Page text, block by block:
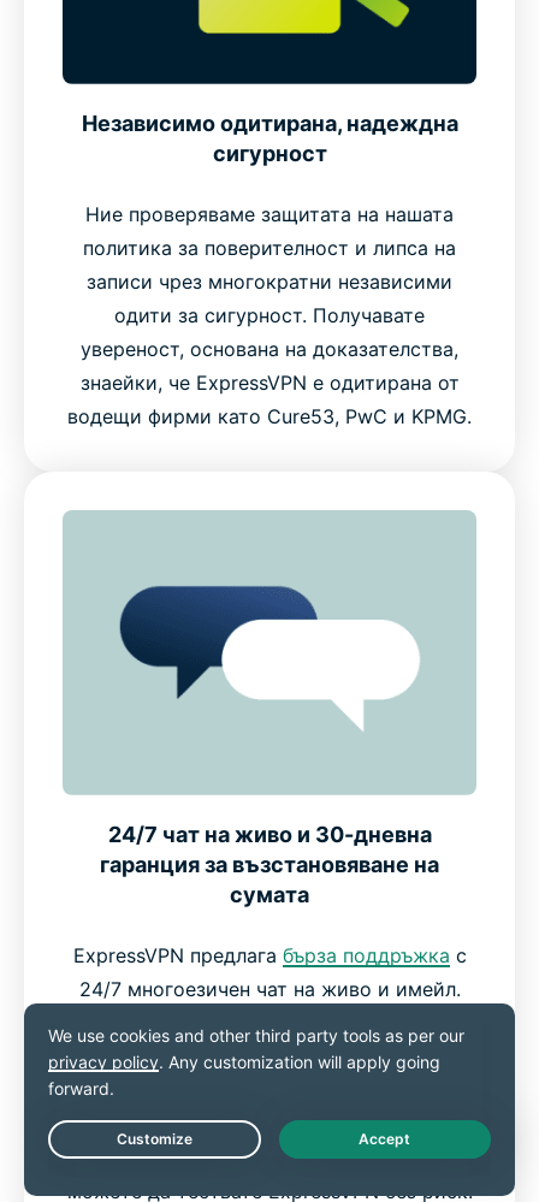
Независимо одитирана, надеждна
сигурност
Ние проверяваме защитата на нашата
политика за поверителност и липса на
записи чрез многократни независими
одити за сигурност. Получавате
увереност, основана на доказателства,
знаейки, че ExpressVPN е одитирана от
водещи фирми като Cure53, PwC и KPMG.
24/7 чат на живо и 30-дневна
гаранция за възстановяване на
сумата
ExpressVPN предлага бърза поддръжка с
24/7 многоезичен чат на живо и имейл.
помогнат с въпроси относно настройката
на Android TV или стрийминга. Всеки нов
абонамент включва30-дневна гаранция за
възстановяване на сумата*, така че
можете да тествате ExpressVPN без риск.
Live Chat